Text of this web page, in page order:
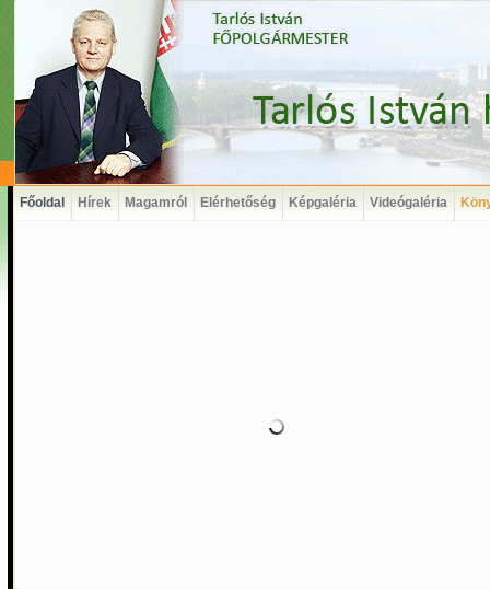
Főoldal Hírek Magamról Elérhetőség Képgaléria Videógaléria